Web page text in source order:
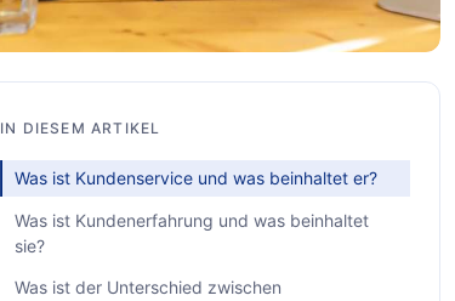
IN DIESEM ARTIKEL
Was ist Kundenservice und was beinhaltet er?
Was ist Kundenerfahrung und was beinhaltet
sie?
Was ist der Unterschied zwischen